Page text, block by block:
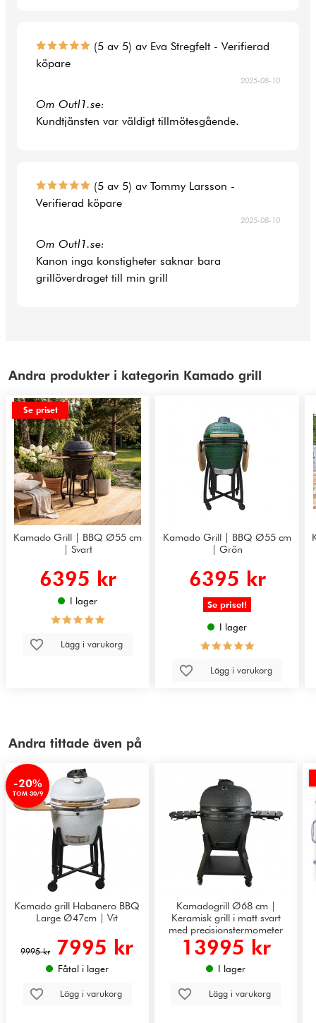
(5 av 5) av Eva Stregfelt - Verifierad
köpare
2025-08-10
Om Outl1.se:
Kundtjänsten var väldigt tillmötesgående.
(5 av 5) av Tommy Larsson -
Verifierad köpare
2025-08-10
Om Outl1.se:
Kanon inga konstigheter saknar bara
grillöverdraget till min grill
Andra produkter i kategorin Kamado grill
Se priset
Kamado Grill | BBQ Ø55 cm
| Svart
6395 kr
I lager
Lägg i varukorg
Kamado Grill | BBQ Ø55 cm
| Grön
6395 kr
Se priset!
I lager
Lägg i varukorg
Andra tittade även på
-20%
TOM 30/9
Kamado grill Habanero BBQ
Large Ø47cm | Vit
9995 kr 7995 kr
Fåtal i lager
Lägg i varukorg
Kamadogrill Ø68 cm |
Keramisk grill i matt svart
med precisions­termometer
13995 kr
I lager
Lägg i varukorg